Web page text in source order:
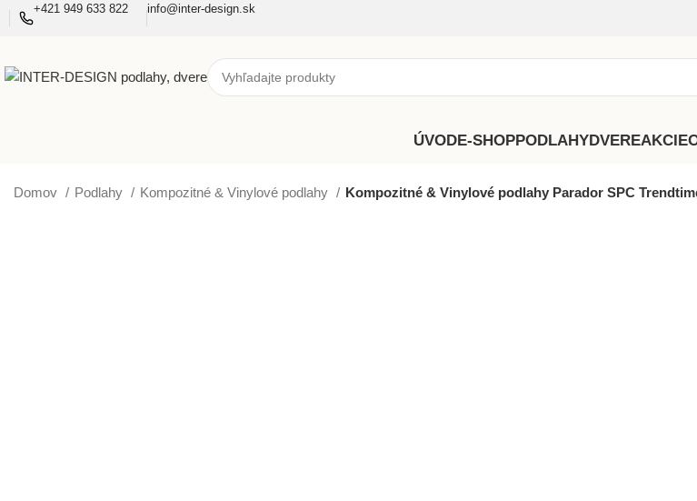
+421 949 633 822 info@inter-design.sk
ÚVODE-SHOPPODLAHYDVEREAKCIE
Domov Podlahy Kompozitné & Vinylové podlahy Kompozitné & Vinylové podlahy Parador SPC